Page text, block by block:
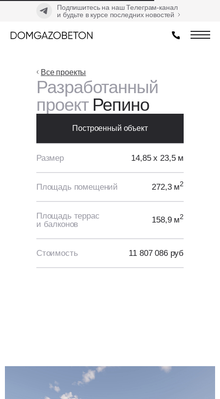
Подпишитесь на наш Телеграм-канал
и будьте в курсе последних новостей
Все проекты
Разработанный
проектРепино
Построенный объект
Размер 14,85 х 23,5 м
Площадь помещений 272,3 м2
Площадь террас
и балконов
158,9 м2
Стоимость 11 807 086 руб